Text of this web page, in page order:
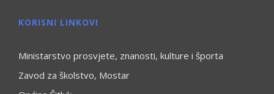
KORISNI LINKOVI
Ministarstvo prosvjete, znanosti, kulture i športa
Zavod za školstvo, Mostar